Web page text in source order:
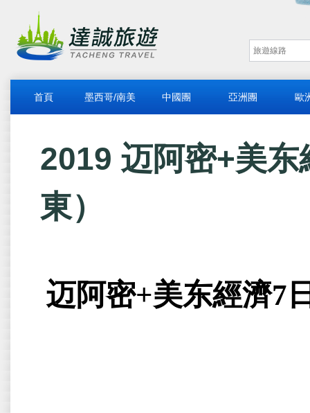
首頁 墨西哥/南美 中國團 亞洲團 歐
2019 迈阿密+美
東）
迈阿密+美东經濟7